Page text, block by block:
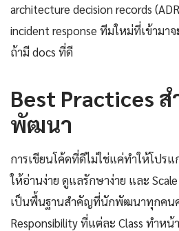
architecture decision records
incident response ทีมใหม่ที่เข้ามา
ถ้ามี docs ที่ดี
Best Practices
พัฒนา
การเขียนโค้ดที่ดีไม่ใช่แค่ทำให้โปร
ให้อ่านง่าย ดูแลรักษาง่าย และ
เป็นพื้นฐานสำคัญที่นักพัฒนาทุกคนค
Responsibility ที่แต่ละ Class ทำหน้